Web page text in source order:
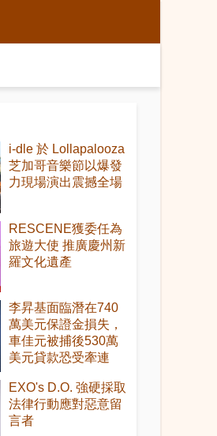
i-dle 於 Lollapalooza
芝加哥音樂節以爆發
力現場演出震撼全場
RESCENE獲委任為
旅遊大使 推廣慶州新
羅文化遺產
李昇基面臨潛在740
萬美元保證金損失，
車佳元被捕後530萬
美元貸款恐受牽連
EXO's D.O. 強硬採取
法律行動應對惡意留
言者